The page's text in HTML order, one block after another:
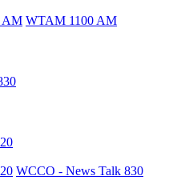
AM WTAM 1100 AM
WCCO - News Talk 830